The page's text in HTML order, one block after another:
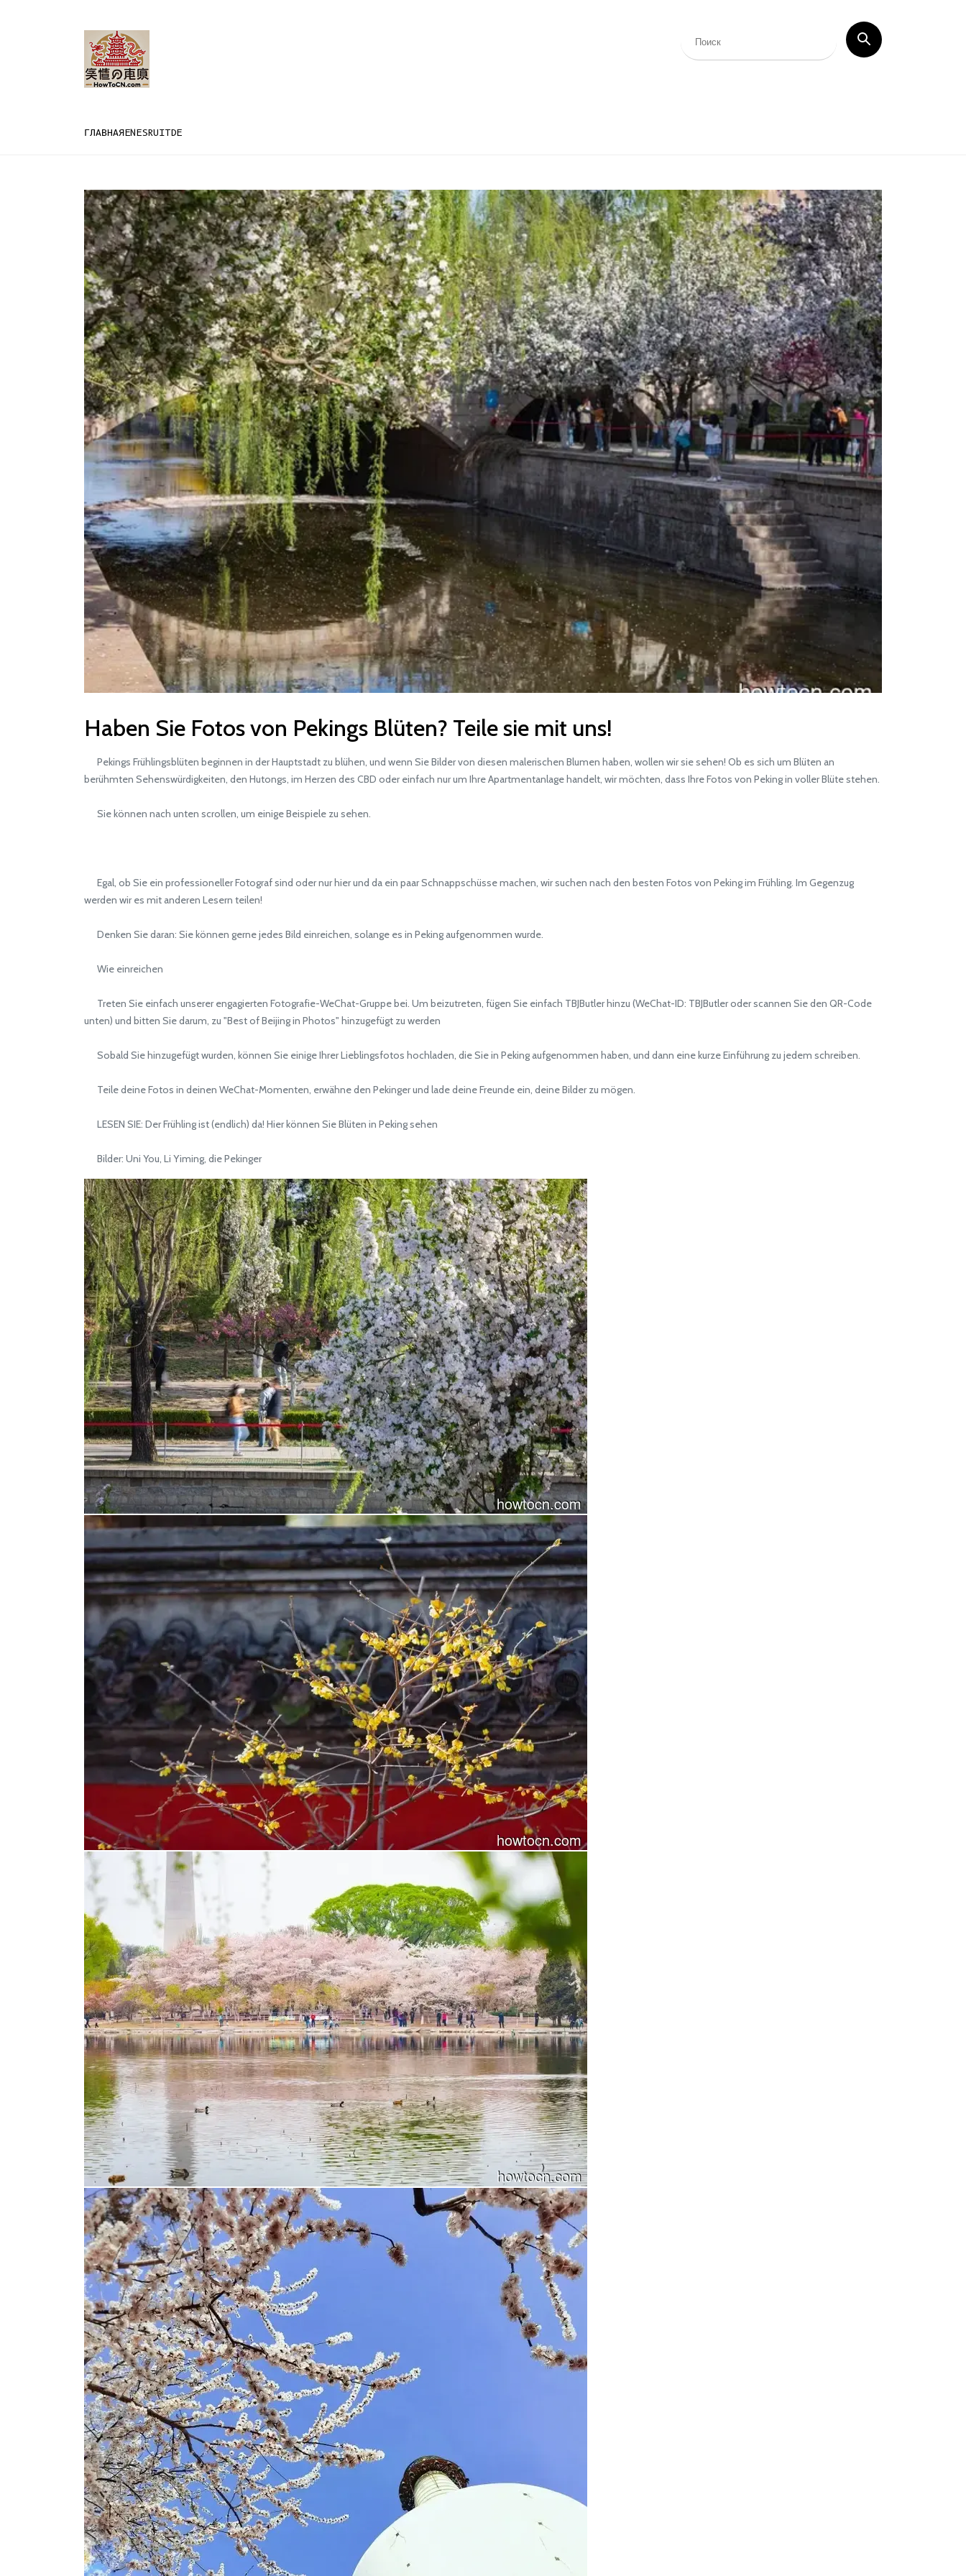
ГЛАВНАЯENESRUITDE
Haben Sie Fotos von Pekings Blüten? Teile sie mit uns!
Pekings Frühlingsblüten beginnen in der Hauptstadt zu blühen, und wenn Sie Bilder von diesen malerischen Blumen haben, wollen wir sie sehen! Ob es sich um Blüten an
berühmten Sehenswürdigkeiten, den Hutongs, im Herzen des CBD oder einfach nur um Ihre Apartmentanlage handelt, wir möchten, dass Ihre Fotos von Peking in voller Blüte stehen.
Sie können nach unten scrollen, um einige Beispiele zu sehen.
Egal, ob Sie ein professioneller Fotograf sind oder nur hier und da ein paar Schnappschüsse machen, wir suchen nach den besten Fotos von Peking im Frühling. Im Gegenzug
werden wir es mit anderen Lesern teilen!
Denken Sie daran: Sie können gerne jedes Bild einreichen, solange es in Peking aufgenommen wurde.
Wie einreichen
Treten Sie einfach unserer engagierten Fotografie-WeChat-Gruppe bei. Um beizutreten, fügen Sie einfach TBJButler hinzu (WeChat-ID: TBJButler oder scannen Sie den QR-Code
unten) und bitten Sie darum, zu "Best of Beijing in Photos" hinzugefügt zu werden
Sobald Sie hinzugefügt wurden, können Sie einige Ihrer Lieblingsfotos hochladen, die Sie in Peking aufgenommen haben, und dann eine kurze Einführung zu jedem schreiben.
Teile deine Fotos in deinen WeChat-Momenten, erwähne den Pekinger und lade deine Freunde ein, deine Bilder zu mögen.
LESEN SIE: Der Frühling ist (endlich) da! Hier können Sie Blüten in Peking sehen
Bilder: Uni You, Li Yiming, die Pekinger